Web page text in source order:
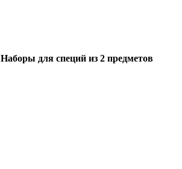
Наборы для специй из 2 предметов